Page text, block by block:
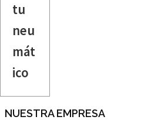
tu
neu
mát
ico
NUESTRA EMPRESA